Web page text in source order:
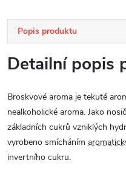
Popis produktu
Detailní popis
Broskvové aroma je tekuté
nealkoholické aroma. Jako
základních cukrů vzniklých
vyrobeno smícháním
invertního cukru.